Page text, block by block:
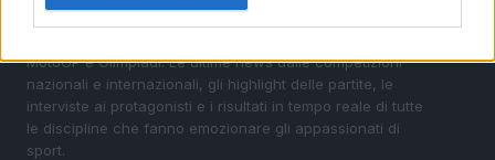
Sportmagazine: notizie, approfondimenti e classifiche su
MotoGP e Olimpiadi. Le ultime news dalle competizioni
nazionali e internazionali, gli highlight delle partite, le
interviste ai protagonisti e i risultati in tempo reale di tutte
le discipline che fanno emozionare gli appassionati di
sport.